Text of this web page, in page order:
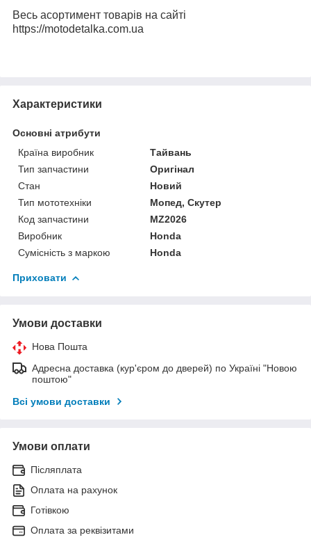
Весь асортимент товарів на сайті
https://motodetalka.com.ua
Характеристики
Основні атрибути
Країна виробник
Тайвань
Тип запчастини
Оригінал
Стан
Новий
Тип мототехніки
Мопед, Скутер
Код запчастини
MZ2026
Виробник
Honda
Сумісність з маркою
Honda
Приховати
Умови доставки
Нова Пошта
Адресна доставка (кур'єром до дверей) по Україні "Новою
поштою"
Всі умови доставки
Умови оплати
Післяплата
Оплата на рахунок
Готівкою
Оплата за реквізитами